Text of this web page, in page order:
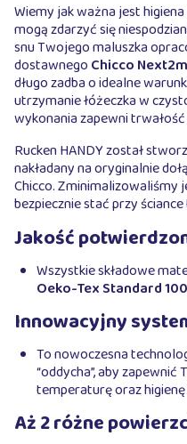
Wiemy jak ważna jest
mogą zdarzyć się
snu Twojego maluszka
dostawnego Chicco
długo zadba o idealne
utrzymanie łóżeczka w
wykonania zapewni
Rucken HANDY został
nakładany na oryginalnie
Chicco. Zminimalizowaliśmy
bezpiecznie stać przy
Jakość
Wszystkie składowe
Oeko-Tex Standard
Innowacyjny
To nowoczesna
“oddycha”, aby
temperaturę oraz higienę
Aż 2 różne